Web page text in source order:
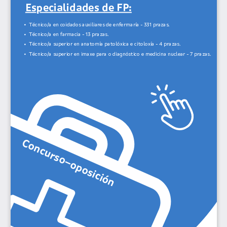
Concurso–oposición
Técnico/a en coidados auxiliares de enfermaría - 331 prazas.
Técnico/a en farmacia - 13 prazas.
Técnico/a superior en anatomía patolóxica e citoloxía - 4 prazas.
Técnico/a superior en imaxe para o diagnóstico e medicina nuclear - 7 prazas.
Especialidades de FP: